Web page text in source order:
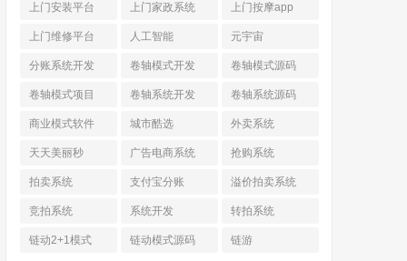
上门安装平台 上门家政系统 上门按摩app
上门维修平台 人工智能 元宇宙
分账系统开发 卷轴模式开发 卷轴模式源码
卷轴模式项目 卷轴系统开发 卷轴系统源码
商业模式软件 城市酷选 外卖系统
天天美丽秒 广告电商系统 抢购系统
拍卖系统 支付宝分账 溢价拍卖系统
竞拍系统 系统开发 转拍系统
链动2+1模式 链动模式源码 链游